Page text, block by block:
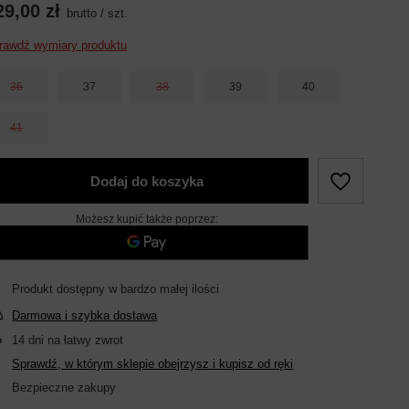
zł brutto /szt.
wymiary produktu
36 37 38 39 40
41
Dodaj do koszyka
Możesz kupić także poprzez:
Produkt dostępny w bardzo małej ilości
Darmowa i szybka dostawa
14 dni na łatwy zwrot
Sprawdź, w którym sklepie obejrzysz i kupisz od ręki
Bezpieczne zakupy